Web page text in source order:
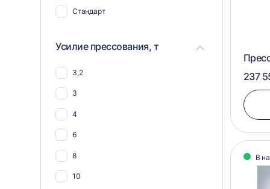
Стандарт
Усилие прессования, т
3,2
3
4
6
8
10
237
В